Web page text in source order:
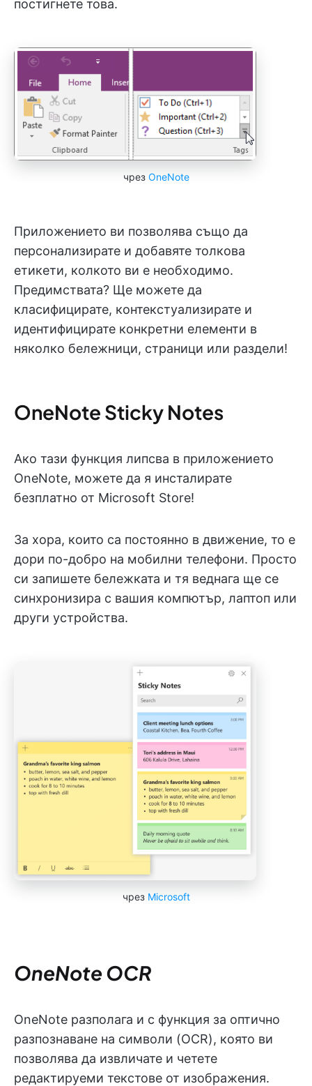
постигнете това.
чрез OneNote
Приложението ви позволява също да
персонализирате и добавяте толкова
етикети, колкото ви е необходимо.
Предимствата? Ще можете да
класифицирате, контекстуализирате и
идентифицирате конкретни елементи в
няколко бележници, страници или раздели!
OneNote Sticky Notes
Ако тази функция липсва в приложението
OneNote, можете да я инсталирате
безплатно от Microsoft Store!
За хора, които са постоянно в движение, то е
дори по-добро на мобилни телефони. Просто
си запишете бележката и тя веднага ще се
синхронизира с вашия компютър, лаптоп или
други устройства.
чрез Microsoft
OneNote OCR
OneNote разполага и с функция за оптично
разпознаване на символи (OCR), която ви
позволява да извличате и четете
редактируеми текстове от изображения.